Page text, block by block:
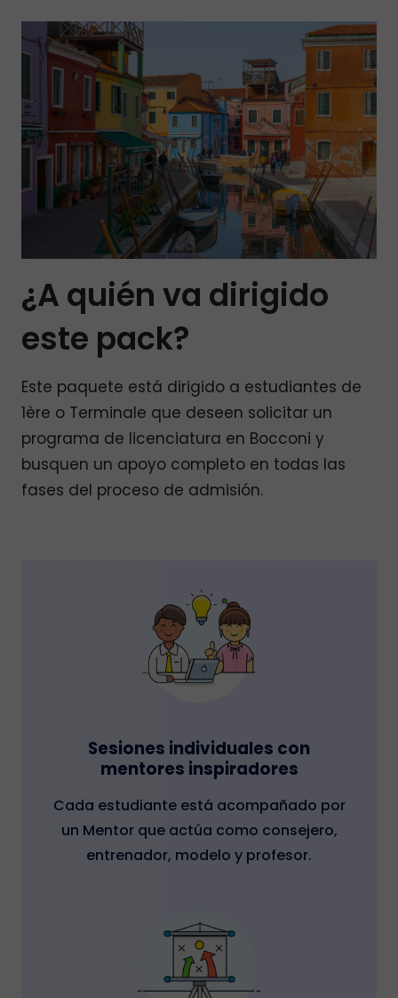
¿A quién va dirigido
este pack?
Este paquete está dirigido a estudiantes de
1ère o Terminale que deseen solicitar un
programa de licenciatura en Bocconi y
busquen un apoyo completo en todas las
fases del proceso de admisión.
Sesiones individuales con
mentores inspiradores
Cada estudiante está acompañado por
un Mentor que actúa como consejero,
entrenador, modelo y profesor.